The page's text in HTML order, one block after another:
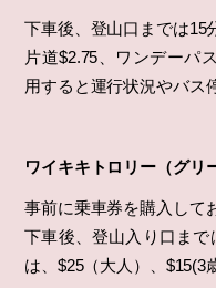
下車後、登山口までは15
片道$2.75、ワンデーパ
用すると運行状況やバス
ワイキキトロリー（グリ
事前に乗車券を購入して
下車後、登山入り口まで
は、$25（大人）、$15(3